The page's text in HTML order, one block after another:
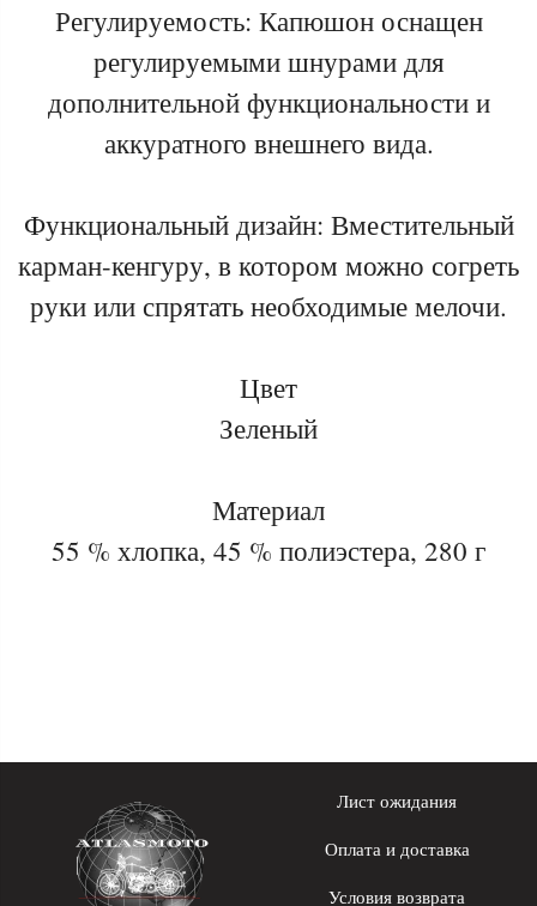
Регулируемость: Капюшон оснащен
регулируемыми шнурами для
дополнительной функциональности и
аккуратного внешнего вида.
Функциональный дизайн: Вместительный
карман-кенгуру, в котором можно согреть
руки или спрятать необходимые мелочи.
Цвет
Зеленый
Материал
55 % хлопка, 45 % полиэстера, 280 г
Лист ожидания
Оплата и доставка
Условия возврата